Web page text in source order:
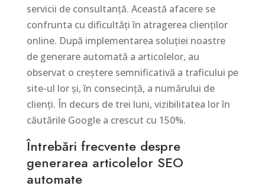
servicii de consultanță. Această afacere se
confrunta cu dificultăți în atragerea clienților
online. După implementarea soluției noastre
de generare automată a articolelor, au
observat o creștere semnificativă a traficului pe
site-ul lor și, în consecință, a numărului de
clienți. În decurs de trei luni, vizibilitatea lor în
căutările Google a crescut cu 150%.
Întrebări frecvente despre
generarea articolelor SEO
automate